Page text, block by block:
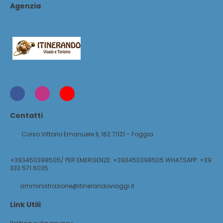
Agenzia
Contatti
Corso Vittorio Emanuele II, 162 71121 - Foggia
+393450398505/ PER EMERGENZE: +393450398505 WHATSAPP: +39
333 571 6035
amministrazione@itinerandoviaggi.it
Link Utili